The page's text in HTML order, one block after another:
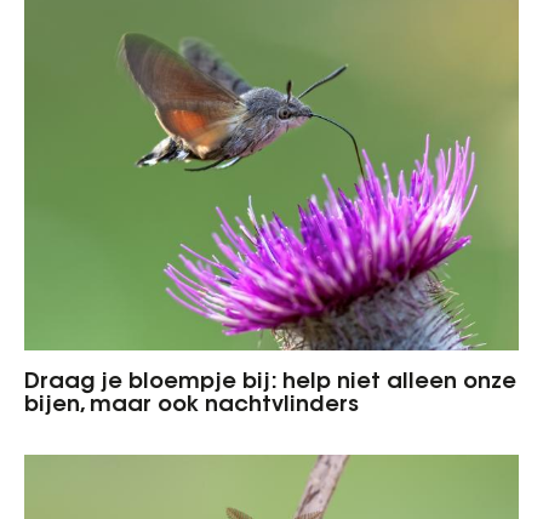
Draag je bloempje bij: help niet alleen onze
bijen, maar ook nachtvlinders